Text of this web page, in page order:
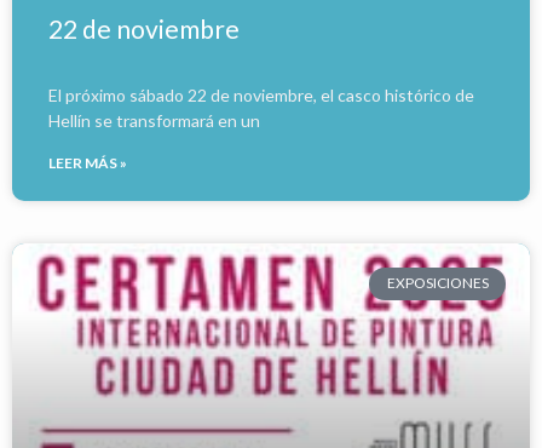
22 de noviembre
El próximo sábado 22 de noviembre, el casco histórico de
Hellín se transformará en un
LEER MÁS »
EXPOSICIONES